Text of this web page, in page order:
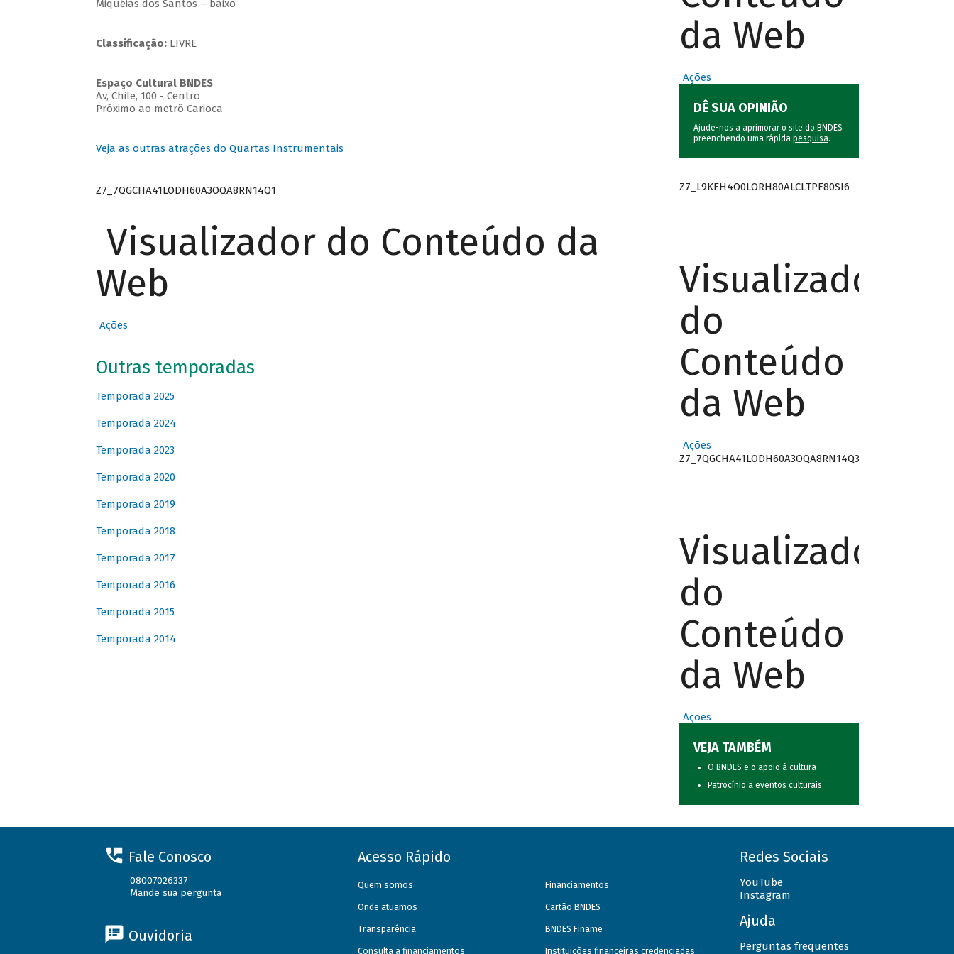
Miquéias dos Santos – baixo
Classificação: LIVRE
Espaço Cultural BNDES
Av, Chile, 100 - Centro
Próximo ao metrô Carioca
Veja as outras atrações do Quartas Instrumentais
Z7_7QGCHA41LODH60A3OQA8RN14Q1
Visualizador do Conteúdo da
Web
Ações
Outras temporadas
Temporada 2025
Temporada 2024
Temporada 2023
Temporada 2020
Temporada 2019
Temporada 2018
Temporada 2017
Temporada 2016
Temporada 2015
Temporada 2014
da Web
Ações
DÊ SUA OPINIÃO
Ajude-nos a aprimorar o site do BNDES
preenchendo uma rápida pesquisa.
Z7_L9KEH4O0LORH80ALCLTPF80SI6
Visualizador
do
Conteúdo
da Web
Ações
Z7_7QGCHA41LODH60A3OQA8RN14Q3
Visualizador
do
Conteúdo
da Web
Ações
VEJA TAMBÉM
O BNDES e o apoio à cultura
Patrocínio a eventos culturais
Fale Conosco
08007026337
Mande sua pergunta
Ouvidoria
Acesso Rápido
Quem somos
Onde atuamos
Transparência
Consulta a financiamentos
Financiamentos
Cartão BNDES
BNDES Finame
Instituições financeiras credenciadas
Redes Sociais
YouTube
Instagram
Ajuda
Perguntas frequentes